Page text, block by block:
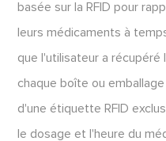
basée sur la RFID pour
leurs médicaments à
que l'utilisateur a récupéré
chaque boîte ou
d'une étiquette RFID
le dosage et l'heure du